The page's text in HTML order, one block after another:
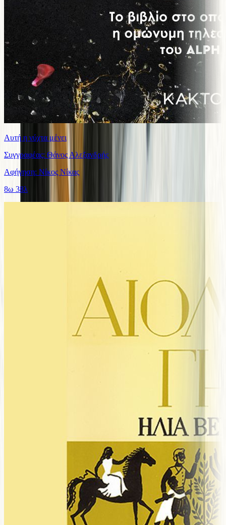
Αυτή η νύχτα μένει
Συγγραφέας: Θάνος Αλεξανδρής
Αφήγηση: Νίκος Νίκας
8ω 38λ